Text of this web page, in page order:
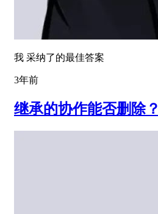
我 采纳了的最佳答案
3年前
继承的协作能否删除？